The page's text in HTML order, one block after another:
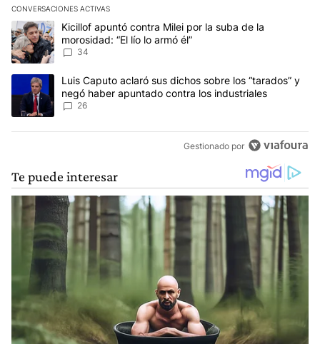
CONVERSACIONES ACTIVAS
Este listado muestra los artículos con más comentarios en los
Un artículo de tendencia con el título "Kicillof apuntó contra Milei
Kicillof apuntó contra Milei por la suba de la
morosidad: “El lío lo armó él”
34
Un artículo de tendencia con el título "Luis Caputo aclaró sus
Luis Caputo aclaró sus dichos sobre los “tarados” y
negó haber apuntado contra los industriales
26
Gestionado por